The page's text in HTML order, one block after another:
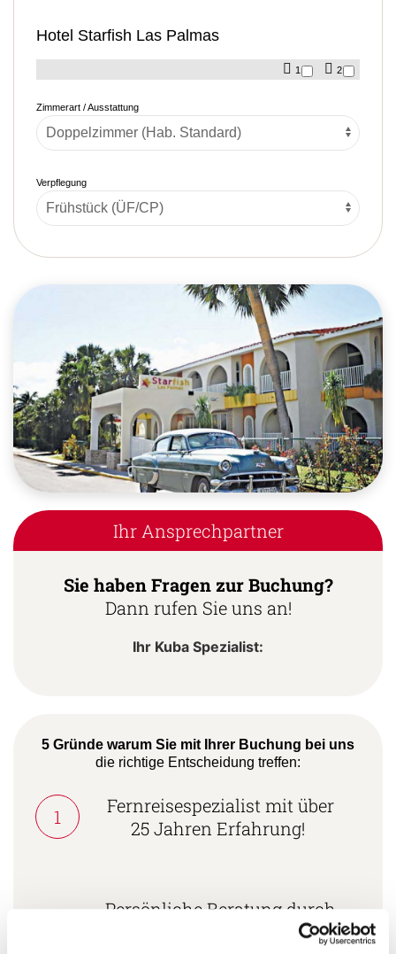
Hotel Starfish Las Palmas
1 2
Zimmerart / Ausstattung
Verpflegung
Ihr Ansprechpartner
Sie haben Fragen zur Buchung?
Dann rufen Sie uns an!
Ihr Kuba Spezialist:
5 Gründe warum Sie mit Ihrer Buchung bei uns
die richtige Entscheidung treffen:
1
Fernreisespezialist mit über
25 Jahren Erfahrung!
Persönliche Beratung durch